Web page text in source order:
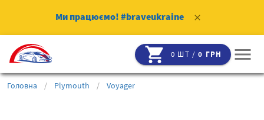
Ми працюємо! #braveukraine clear
shopping_cart 0 ШТ /0 ГРН menu
Головна / Plymouth / Voyager